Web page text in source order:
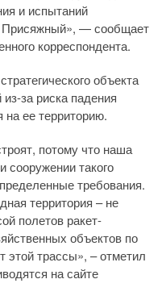
и испытаний
Присяжный», — сообщает
корреспондента.
объекта
за риска падения
на ее территорию.
потому что наша
сооружении такого
требования.
территория – не
полетов ракет-
объектов по
этой трассы», – отметил
на сайте